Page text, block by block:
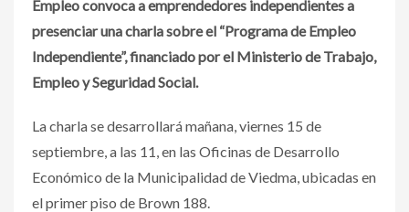
Empleo convoca a emprendedores independientes a
presenciar una charla sobre el “Programa de Empleo
Independiente”, financiado por el Ministerio de Trabajo,
Empleo y Seguridad Social.
La charla se desarrollará mañana, viernes 15 de
septiembre, a las 11, en las Oficinas de Desarrollo
Económico de la Municipalidad de Viedma, ubicadas en
el primer piso de Brown 188.